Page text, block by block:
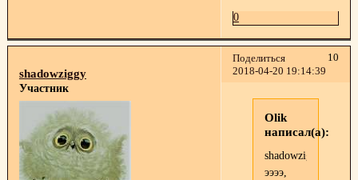
0
Поделиться
10
2018-04-20 19:14:39
shadowziggy
Участник
Olik
написал(а):
shadowziggy
ээээ,